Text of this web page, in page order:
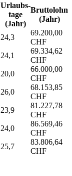
Urlaubs­
tage
(Jahr)
Bruttolohn
(Jahr)
24,3
69.200,00
CHF
24,1
69.334,62
CHF
20,0
66.000,00
CHF
26,0
68.153,85
CHF
23,9
81.227,78
CHF
24,0
86.569,46
CHF
25,7
83.806,64
CHF